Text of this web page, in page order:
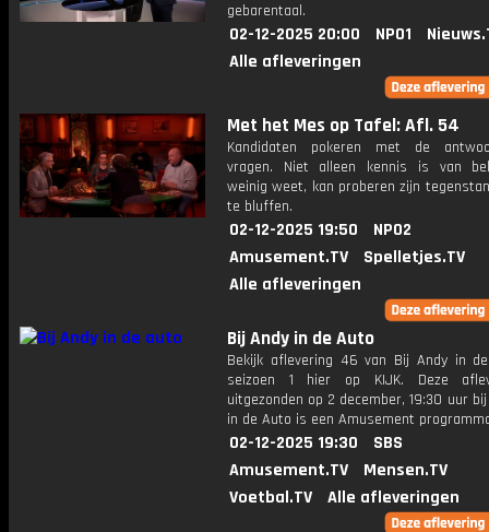
gebarentaal.
02-12-2025 20:00 NPO1
Alle afleveringen
Met het Mes op Tafel: Afl. 54
Kandidaten pokeren met de
vragen. Niet alleen kennis is van
weinig weet, kan proberen zijn
te bluffen.
02-12-2025 19:50
NPO2
Amusement.TV
Spelletjes.TV
Alle afleveringen
Bij Andy in de Auto
Bekijk aflevering 46 van Bij Andy in
seizoen 1 hier op KIJK. Deze
uitgezonden op 2 december, 19:30 uur
in de Auto is een Amusement
02-12-2025 19:30
SBS
Amusement.TV
Mensen.TV
Voetbal.TV
Alle afleveringen